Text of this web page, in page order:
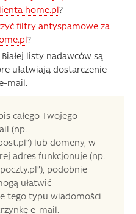
home.pl?
filtry antyspamowe za
?
listy nadawców są
ułatwiają dostarczenie
mail.
całego Twojego
(np.
lub domeny, w
adres funkcjonuje (np.
podobnie
ułatwić
tego typu wiadomości
e-mail.